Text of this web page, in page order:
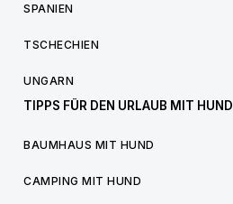
SPANIEN
TSCHECHIEN
UNGARN
TIPPS FÜR DEN URLAUB MIT HUND
BAUMHAUS MIT HUND
CAMPING MIT HUND